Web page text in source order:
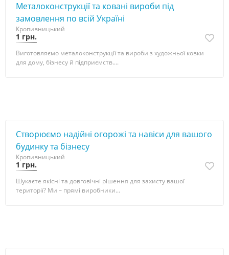
Металоконструкції та ковані вироби під
замовлення по всій Україні
Кропивницький
1 грн.
Виготовляємо металоконструкції та вироби з художньої ковки
для дому, бізнесу й підприємств....
Створюємо надійні огорожі та навіси для вашого
будинку та бізнесу
Кропивницький
1 грн.
Шукаєте якісні та довговічні рішення для захисту вашої
території? Ми – прямі виробники...